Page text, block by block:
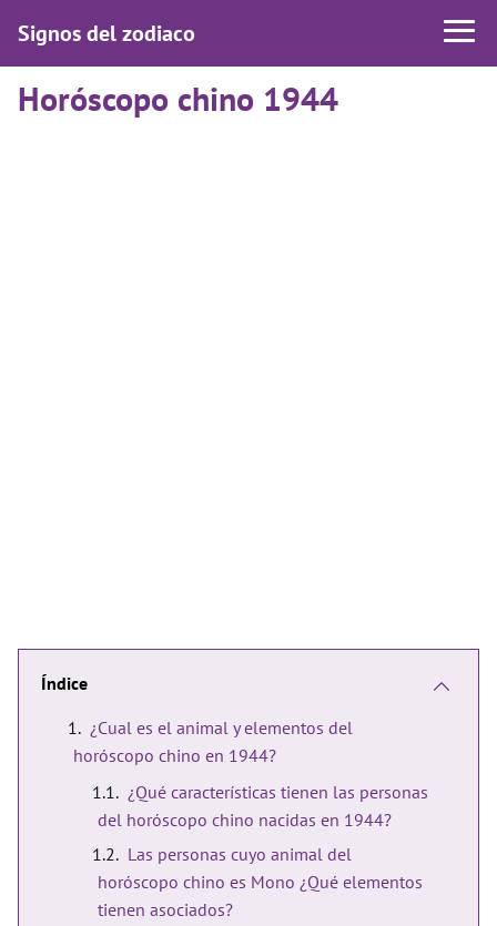
Signos del zodiaco
Horóscopo chino 1944
Índice
¿Cual es el animal y elementos del
horóscopo chino en 1944?
¿Qué características tienen las personas
del horóscopo chino nacidas en 1944?
Las personas cuyo animal del
horóscopo chino es Mono ¿Qué elementos
tienen asociados?